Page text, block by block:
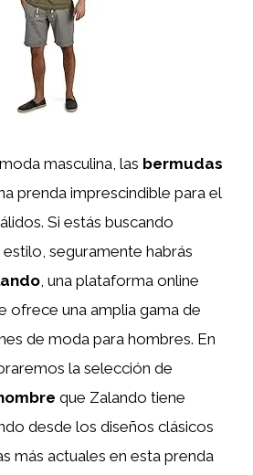
masculina, las bermudas
prenda imprescindible para el
Si estás buscando
seguramente habrás
, una plataforma online
ofrece una amplia gama de
de moda para hombres. En
la selección de
que Zalando tiene
desde los diseños clásicos
más actuales en esta prenda